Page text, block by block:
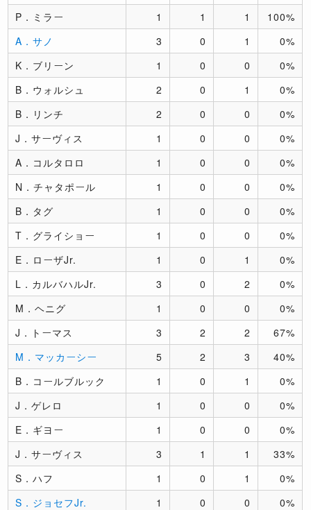
P．ミラー
1 1 1
100%
A．サノ
3 0 1
0%
K．ブリーン
1 0 0
0%
B．ウォルシュ
2 0 1
0%
B．リンチ
2 0 0
0%
J．サーヴィス
1 0 0
0%
A．コルタロロ
1 0 0
0%
N．チャタポール
1 0 0
0%
B．タグ
1 0 0
0%
T．グライショー
1 0 0
0%
E．ローザJr.
1 0 1
0%
L．カルバハルJr.
3 0 2
0%
M．ヘニグ
1 0 0
0%
J．トーマス
3 2 2
67%
M．マッカーシー
5 2 3
40%
B．コールブルック
1 0 1
0%
J．ゲレロ
1 0 0
0%
E．ギヨー
1 0 0
0%
J．サーヴィス
3 1 1
33%
S．ハフ
1 0 1
0%
S．ジョセフJr.
1 0 0
0%